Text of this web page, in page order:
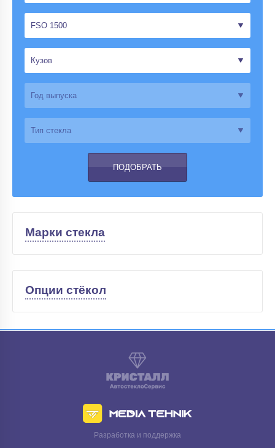
Марки стекла
Опции стёкол
Разработка и поддержка